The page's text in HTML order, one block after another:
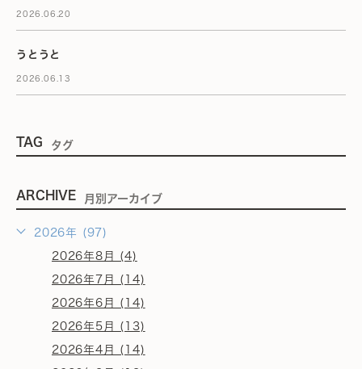
2026.06.20
うとうと
2026.06.13
TAG タグ
ARCHIVE 月別アーカイブ
2026年 (97)
2026年8月 (4)
2026年7月 (14)
2026年6月 (14)
2026年5月 (13)
2026年4月 (14)